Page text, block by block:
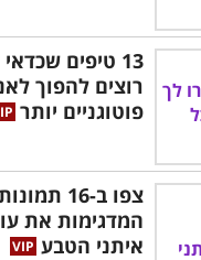
13 טיפים
רוצים להפוך
פוטוגניים יותר
צפו ב-16
המדגימות את
איתני הטבע